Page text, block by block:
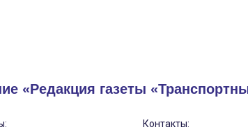
«Редакция газеты
Контакты: